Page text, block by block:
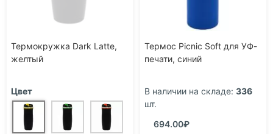
Термокружка Dark Latte,
желтый
Цвет
Термос Picnic Soft для УФ-
печати, синий
В наличии на складе: 336
шт.
694.00₽